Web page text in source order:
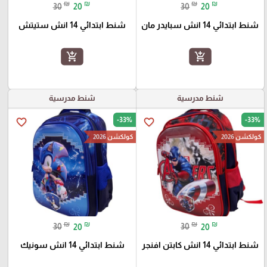
30 ₪ 20 ₪
شنط ابتدائي 14 انش سبايدر مان
add_shopping_cart
30 ₪ 20 ₪
شنط ابتدائي 14 انش ستيتش
add_shopping_cart
شنط مدرسية
favorite_border -33%
كولكشن 2026
30 ₪ 20 ₪
شنط ابتدائي 14 انش كابتن افنجر
شنط مدرسية
favorite_border -33%
كولكشن 2026
30 ₪ 20 ₪
شنط ابتدائي 14 انش سونيك